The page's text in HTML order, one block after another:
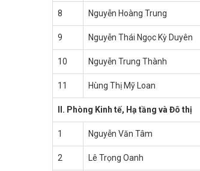
8 Nguyễn Hoàng Trung
9 Nguyễn Thái Ngọc Kỳ Duyên
10 Nguyễn Trung Thành
11 Hùng Thị Mỹ Loan
II. Phòng Kinh tế, Hạ tầng và Đô thị
1 Nguyễn Văn Tâm
2 Lê Trọng Oanh